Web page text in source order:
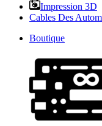
Impression 3D
Cables Des
Boutique